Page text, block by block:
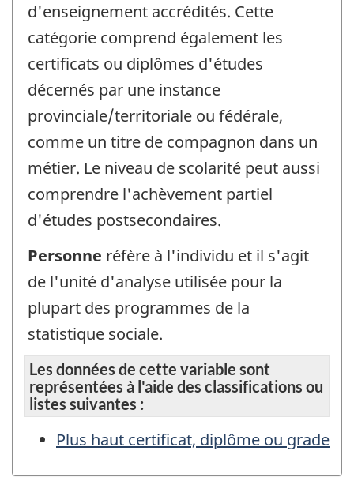
d'enseignement accrédités. Cette
catégorie comprend également les
certificats ou diplômes d'études
décernés par une instance
provinciale/territoriale ou fédérale,
comme un titre de compagnon dans un
métier. Le niveau de scolarité peut aussi
comprendre l'achèvement partiel
d'études postsecondaires.
Personne réfère à l'individu et il s'agit
de l'unité d'analyse utilisée pour la
plupart des programmes de la
statistique sociale.
Les données de cette variable sont
représentées à l'aide des classifications ou
listes suivantes :
Plus haut certificat, diplôme ou grade